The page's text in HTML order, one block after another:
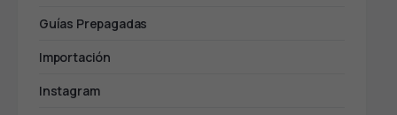
Guías Prepagadas
Importación
Instagram